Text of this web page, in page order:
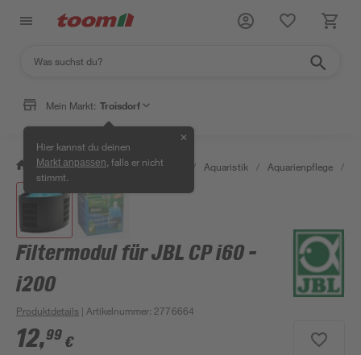
Mein Markt: Troisdorf
Hier kannst du deinen
Markt anpassen , falls er nicht
stimmt.
✕
/ Garten & Freizeit / Tierbedarf / Aquaristik / Aquarienpflege /
Filtermodul für JBL CP i60 -
i200
Produktdetails | Artikelnummer: 2776664
12,99 €